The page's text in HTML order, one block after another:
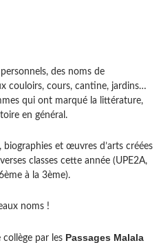
des noms de
couloirs, cours, cantine, jardins…
qui ont marqué la littérature,
en général.
et œuvres d’arts créées
classes cette année (UPE2A,
à la 3ème).
noms !
par les Passages Malala